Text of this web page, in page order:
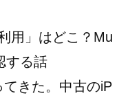
用」はどこ？Mu
する話
きた。中古のiP